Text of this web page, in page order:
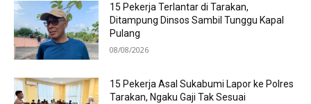
15 Pekerja Terlantar di Tarakan,
Ditampung Dinsos Sambil Tunggu Kapal
Pulang
08/08/2026
15 Pekerja Asal Sukabumi Lapor ke Polres
Tarakan, Ngaku Gaji Tak Sesuai